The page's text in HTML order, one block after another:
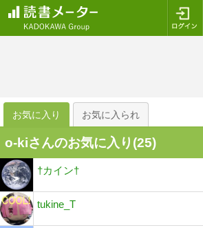
お気に入り お気に入られ
o-kiさんのお気に入り(25)
†カイン†
tukine_T